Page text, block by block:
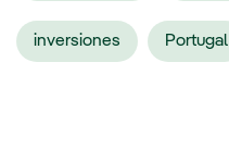
inversiones Portugal